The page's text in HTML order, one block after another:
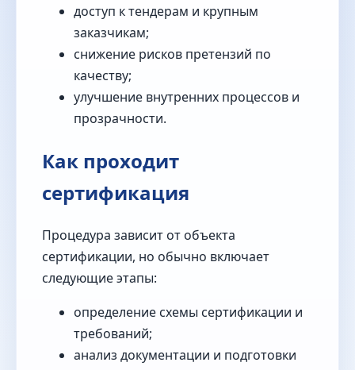
доступ к тендерам и крупным
заказчикам;
снижение рисков претензий по
качеству;
улучшение внутренних процессов и
прозрачности.
Как проходит
сертификация
Процедура зависит от объекта
сертификации, но обычно включает
следующие этапы:
определение схемы сертификации и
требований;
анализ документации и подготовки